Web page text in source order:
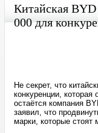
Китайская
000 для
Не секрет, что
конкуренции,
остаётся компания
заявил, что
марки, которые стоят